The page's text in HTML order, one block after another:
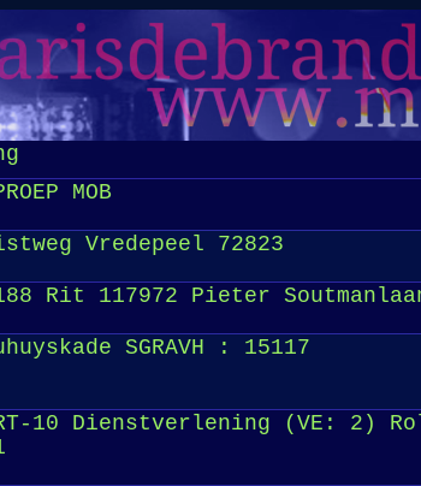
MOB
Vredepeel 72823
Rit 117972 Pieter
SGRAVH : 15117
10 Dienstverlening (VE: 2)